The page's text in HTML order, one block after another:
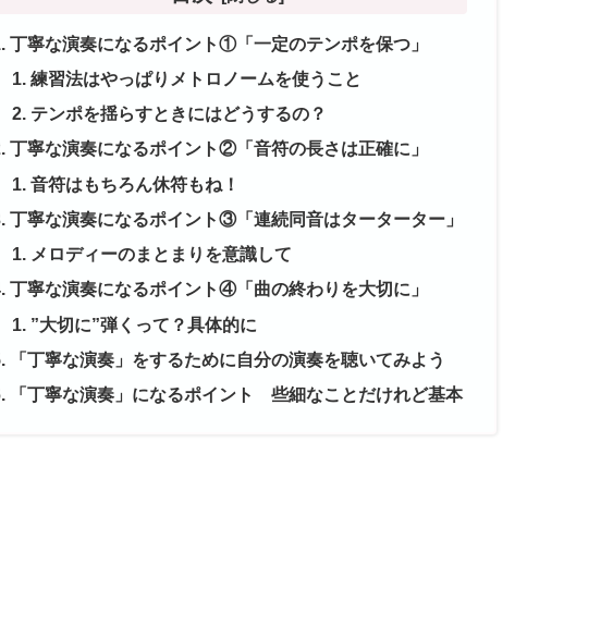
丁寧な演奏になるポイント①「一定のテンポを保つ」
練習法はやっぱりメトロノームを使うこと
テンポを揺らすときにはどうするの？
丁寧な演奏になるポイント②「音符の長さは正確に」
音符はもちろん休符もね！
丁寧な演奏になるポイント③「連続同音はターターター」
メロディーのまとまりを意識して
丁寧な演奏になるポイント④「曲の終わりを大切に」
”大切に”弾くって？具体的に
「丁寧な演奏」をするために自分の演奏を聴いてみよう
「丁寧な演奏」になるポイント 些細なことだけれど基本